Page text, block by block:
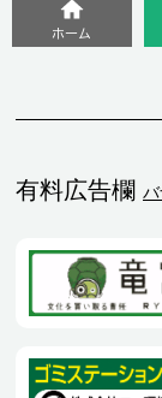
有料広告欄
ホーム